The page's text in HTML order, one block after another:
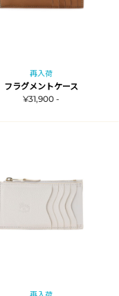
再入荷
フラグメントケース
¥31,900 -